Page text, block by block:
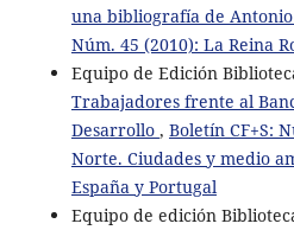
una bibliografía de Antonio
Núm. 45 (2010): La Reina
Equipo de Edición
Trabajadores frente al
Desarrollo , Boletín CF+S:
Norte. Ciudades y medio
España y Portugal
Equipo de edición